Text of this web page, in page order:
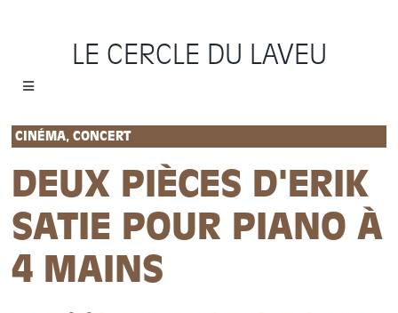
LE CERCLE DU LAVEU
Toggle
Accueil
Cycles
Programme
CINÉMA, CONCERT
DEUX PIÈCES D'ERIK
SATIE POUR PIANO À
4 MAINS